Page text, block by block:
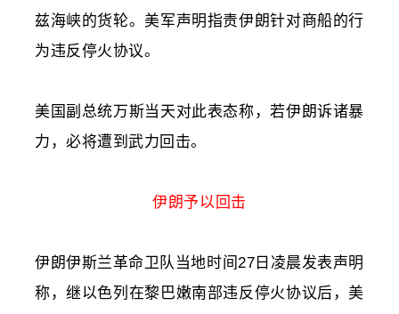
兹海峡的货轮。美军声明指责伊朗针对商船的行
为违反停火协议。
美国副总统万斯当天对此表态称，若伊朗诉诸暴
力，必将遭到武力回击。
伊朗予以回击
伊朗伊斯兰革命卫队 当地时间27日凌晨发表声明
称，继以色列 在黎巴嫩南部违反停火协议后，美